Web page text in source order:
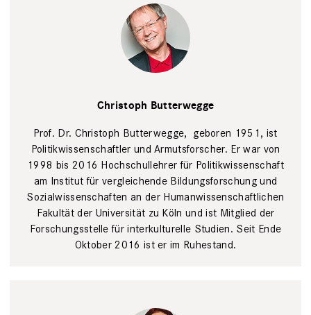
Christoph Butterwegge
Prof. Dr. Christoph Butterwegge, ­ geboren 1951, ist
Politikwissenschaftler und Armutsforscher. Er war von
1998 bis 2016 Hochschullehrer für Politikwissenschaft
am Institut für vergleichende Bildungsforschung und
Sozialwissenschaften an der Humanwissenschaftlichen
Fakultät der Universität zu Köln und ist Mitglied der
Forschungsstelle für interkulturelle Studien. Seit Ende
Oktober 2016 ist er im Ruhestand.